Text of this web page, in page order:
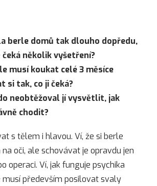
berle domů tak dlouho dopředu,
čeká několik vyšetření?
musí koukat celé 3 měsíce
si tak, co ji čeká?
neobtěžoval jí vysvětlit, jak
chodit?
s tělem i hlavou. Ví, že si berle
oči, ale schovávat je opravdu jen
operaci. Ví, jak funguje psychika
musí především posilovat svaly